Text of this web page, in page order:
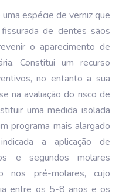
espécie de verniz que
de dentes sãos
o aparecimento de
Constitui um recurso
no entanto a sua
na avaliação do risco de
uma medida isolada
programa mais alargado
a aplicação de
e segundos molares
nos pré-molares, cujo
entre os 5-8 anos e os